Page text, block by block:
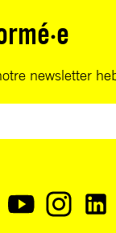
newsletter